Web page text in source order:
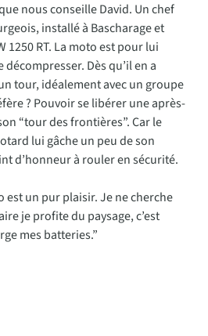
nous conseille David. Un chef
installé à Bascharage et
1250 RT. La moto est pour lui
Dès qu’il en a
tour, idéalement avec un groupe
? Pouvoir se libérer une après-
“tour des frontières”. Car le
lui gâche un peu de son
d’honneur à rouler en sécurité.
est un pur plaisir. Je ne cherche
je profite du paysage, c’est
mes batteries.”